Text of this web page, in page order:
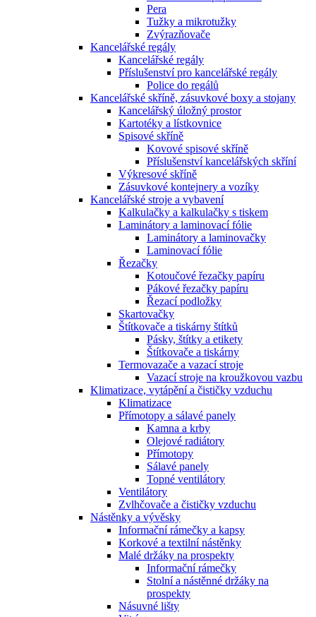
Pera
Tužky a mikrotužky
Zvýrazňovače
Kancelářské regály
Kancelářské regály
Příslušenství pro kancelářské regály
Police do regálů
Kancelářské skříně, zásuvkové boxy a stojany
Kancelářský úložný prostor
Kartotéky a lístkovnice
Spisové skříně
Kovové spisové skříně
Příslušenství kancelářských skříní
Výkresové skříně
Zásuvkové kontejnery a vozíky
Kancelářské stroje a vybavení
Kalkulačky a kalkulačky s tiskem
Laminátory a laminovací fólie
Laminátory a laminovačky
Laminovací fólie
Řezačky
Kotoučové řezačky papíru
Pákové řezačky papíru
Řezací podložky
Skartovačky
Štítkovače a tiskárny štítků
Pásky, štítky a etikety
Štítkovače a tiskárny
Termovazače a vazací stroje
Vazací stroje na kroužkovou vazbu
Klimatizace, vytápění a čističky vzduchu
Klimatizace
Přímotopy a sálavé panely
Kamna a krby
Olejové radiátory
Přímotopy
Sálavé panely
Topné ventilátory
Ventilátory
Zvlhčovače a čističky vzduchu
Nástěnky a vývěsky
Informační rámečky a kapsy
Korkové a textilní nástěnky
Malé držáky na prospekty
Informační rámečky
Stolní a nástěnné držáky na
prospekty
Násuvné lišty